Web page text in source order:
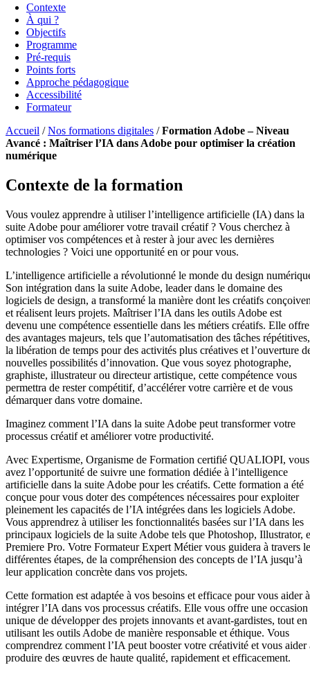
Contexte
À qui ?
Objectifs
Programme
Pré-requis
Points forts
Approche pédagogique
Accessibilité
Formateur
Accueil /Nos formations digitales /Formation Adobe – Niveau
Avancé : Maîtriser l’IA dans Adobe pour optimiser la création
numérique
Contexte de la formation
Vous voulez apprendre à utiliser l’intelligence artificielle (IA) dans la
suite Adobe pour améliorer votre travail créatif ? Vous cherchez à
optimiser vos compétences et à rester à jour avec les dernières
technologies ? Voici une opportunité en or pour vous.
L’intelligence artificielle a révolutionné le monde du design
Son intégration dans la suite Adobe, leader dans le domaine des
logiciels de design, a transformé la manière dont les créatifs
et réalisent leurs projets. Maîtriser l’IA dans les outils Adobe est
devenu une compétence essentielle dans les métiers créatifs. Elle offre
des avantages majeurs, tels que l’automatisation des tâches répétitives,
la libération de temps pour des activités plus créatives et l’ouverture
nouvelles possibilités d’innovation. Que vous soyez photographe,
graphiste, illustrateur ou directeur artistique, cette compétence vous
permettra de rester compétitif, d’accélérer votre carrière et de vous
démarquer dans votre domaine.
Imaginez comment l’IA dans la suite Adobe peut transformer votre
processus créatif et améliorer votre productivité.
Avec Expertisme, Organisme de Formation certifié QUALIOPI, vous
avez l’opportunité de suivre une formation dédiée à l’intelligence
artificielle dans la suite Adobe pour les créatifs. Cette formation a été
conçue pour vous doter des compétences nécessaires pour exploiter
pleinement les capacités de l’IA intégrées dans les logiciels Adobe.
Vous apprendrez à utiliser les fonctionnalités basées sur l’IA dans les
principaux logiciels de la suite Adobe tels que Photoshop, Illustrator,
Premiere Pro. Votre Formateur Expert Métier vous guidera à travers
différentes étapes, de la compréhension des concepts de l’IA jusqu’à
leur application concrète dans vos projets.
Cette formation est adaptée à vos besoins et efficace pour vous aider à
intégrer l’IA dans vos processus créatifs. Elle vous offre une occasion
unique de développer des projets innovants et avant-gardistes, tout en
utilisant les outils Adobe de manière responsable et éthique. Vous
comprendrez comment l’IA peut booster votre créativité et vous aider
produire des œuvres de haute qualité, rapidement et efficacement.